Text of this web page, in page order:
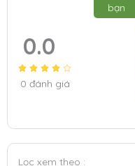
0.0
0 đánh giá
bạn
Lọc xem theo :